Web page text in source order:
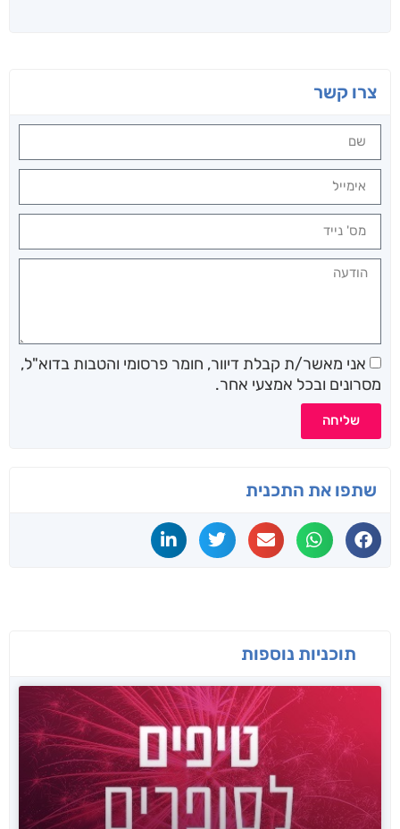
צרו קשר
אני מאשר/ת קבלת דיוור, חומר פרסומי והטבות בדוא"ל,
מסרונים ובכל אמצעי אחר.
שליחה
שתפו את התכנית
תוכניות נוספות